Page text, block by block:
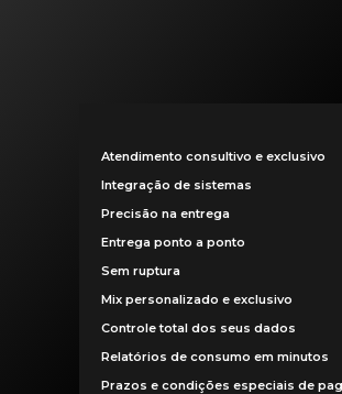
Atendimento consultivo e exclusivo
Integração de sistemas
Precisão na entrega
Entrega ponto a ponto
Sem ruptura
Mix personalizado e exclusivo
Controle total dos seus dados
Relatórios de consumo em minutos
Prazos e condições especiais de